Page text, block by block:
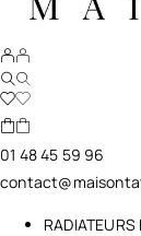
01 48 45 59 96